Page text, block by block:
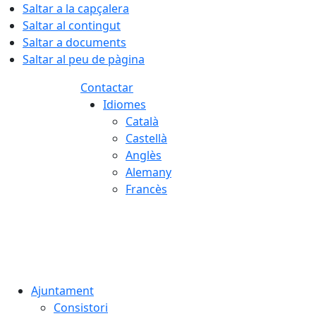
Saltar a la capçalera
Saltar al contingut
Saltar a documents
Saltar al peu de pàgina
Contactar
Idiomes
Català
Castellà
Anglès
Alemany
Francès
Ajuntament
Consistori